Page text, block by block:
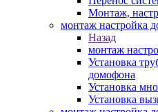
Монтаж,
монтаж настройка
Назад
монтаж
Установка
домофона
Установка
Установка